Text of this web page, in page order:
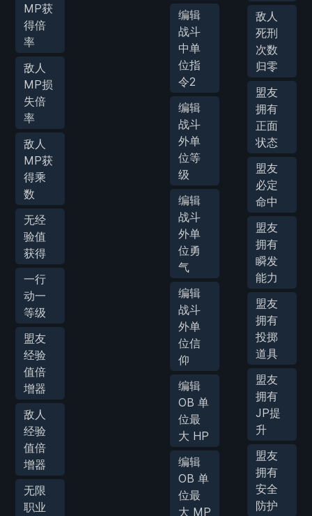
MP获
得倍
率
敌人
MP损
失倍
率
敌人
MP获
得乘
数
无经
验值
获得
一行
动一
等级
盟友
经验
值倍
增器
敌人
经验
值倍
增器
无限
职业
编辑
战斗
中单
位指
令2
编辑
战斗
外单
位等
级
编辑
战斗
外单
位勇
气
编辑
战斗
外单
位信
仰
编辑
OB 单
位最
大 HP
编辑
OB 单
位最
大 MP
敌人
死刑
次数
归零
盟友
拥有
正面
状态
盟友
必定
命中
盟友
拥有
瞬发
能力
盟友
拥有
投掷
道具
盟友
拥有
JP提
升
盟友
拥有
安全
防护